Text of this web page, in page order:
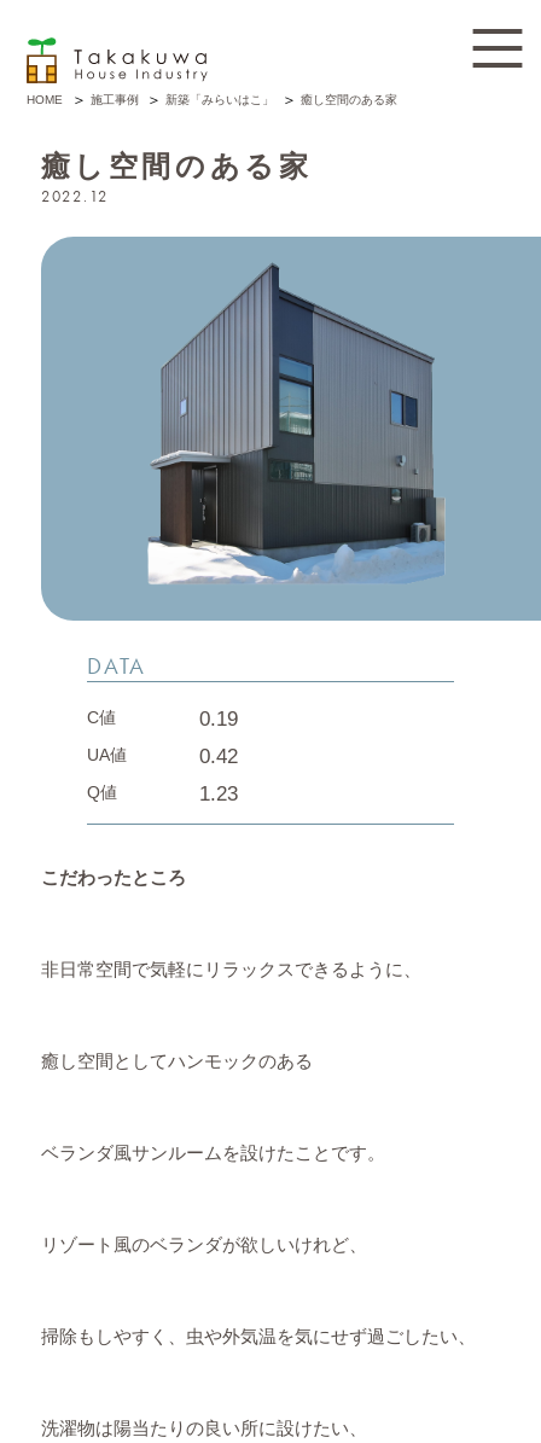
HOME 施工事例 新築「みらいはこ」 癒し空間のある家
癒し空間のある家
2022.12
DATA
C値 0.19
UA値 0.42
Q値 1.23
こだわったところ
非日常空間で気軽にリラックスできるように、
癒し空間としてハンモックのある
ベランダ風サンルームを設けたことです。
リゾート風のベランダが欲しいけれど、
掃除もしやすく、虫や外気温を気にせず過ごしたい、
洗濯物は陽当たりの良い所に設けたい、